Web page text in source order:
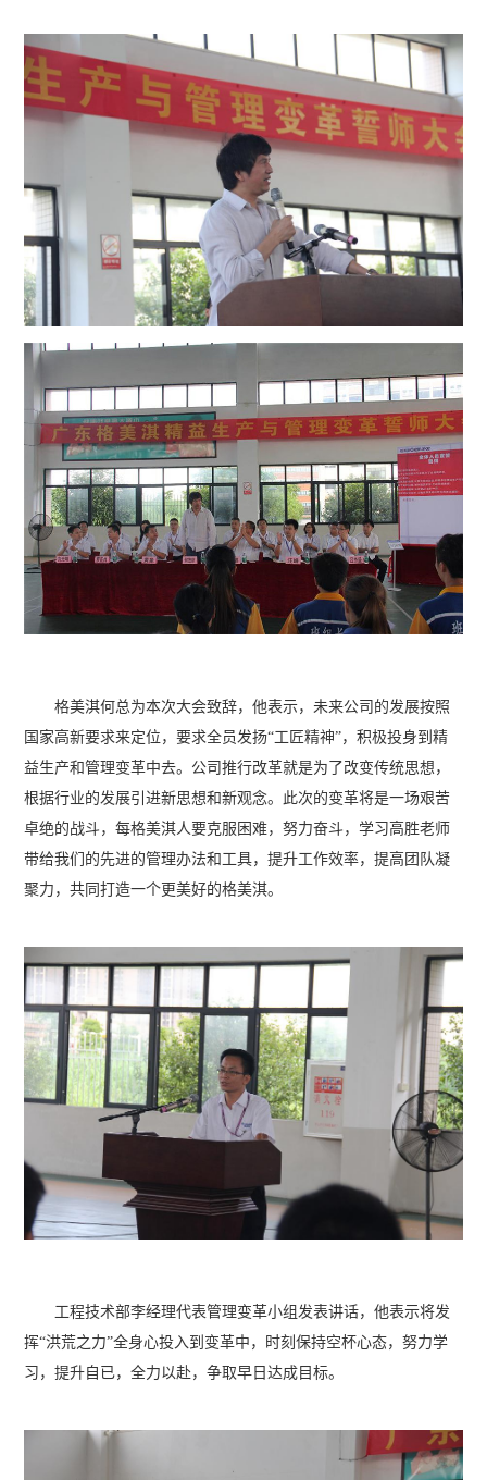
格美淇何总为本次大会致辞，他表示，未来公司的发展按照
国家高新要求来定位，要求全员发扬“工匠精神”，积极投身到精
益生产和管理变革中去。公司推行改革就是为了改变传统思想，
根据行业的发展引进新思想和新观念。此次的变革将是一场艰苦
卓绝的战斗，每格美淇人要克服困难，努力奋斗，学习高胜老师
带给我们的先进的管理办法和工具，提升工作效率，提高团队凝
聚力，共同打造一个更美好的格美淇。
工程技术部李经理代表管理变革小组发表讲话，他表示将发
挥“洪荒之力”全身心投入到变革中，时刻保持空杯心态，努力学
习，提升自已，全力以赴，争取早日达成目标。